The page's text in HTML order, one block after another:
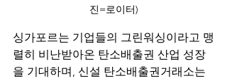
진=로이터)
싱가포르는 기업들의 그린워싱이라고 맹
렬히 비난받아온 탄소배출권 산업 성장
을 기대하며, 신설 탄소배출권거래소는